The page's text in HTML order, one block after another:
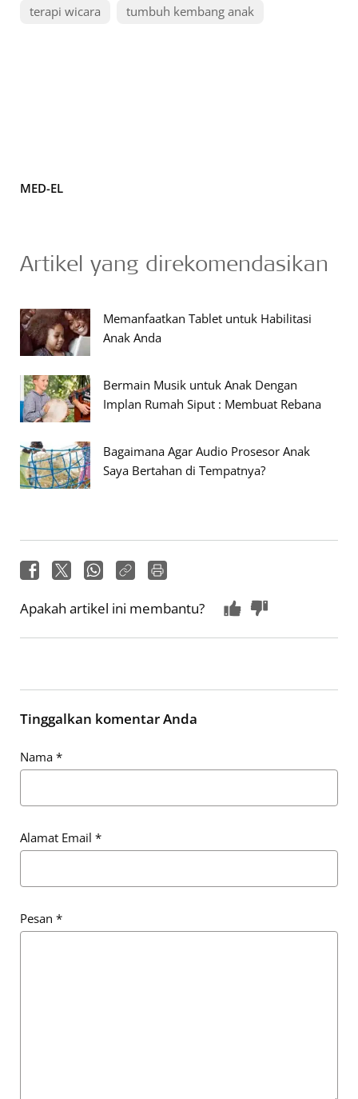
terapi wicara tumbuh kembang anak
MED-EL
Artikel yang direkomendasikan
Memanfaatkan Tablet untuk Habilitasi
Anak Anda
Bermain Musik untuk Anak Dengan
Implan Rumah Siput : Membuat Rebana
Bagaimana Agar Audio Prosesor Anak
Saya Bertahan di Tempatnya?
Apakah artikel ini membantu?
Tinggalkan komentar Anda
Nama *
Alamat Email *
Pesan *